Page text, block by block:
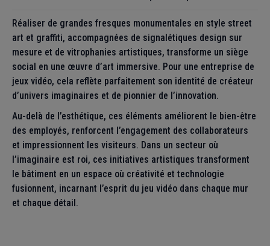
Réaliser de grandes fresques monumentales en style street
art et graffiti, accompagnées de signalétiques design sur
mesure et de vitrophanies artistiques, transforme un siège
social en une œuvre d’art immersive. Pour une entreprise de
jeux vidéo, cela reflète parfaitement son identité de créateur
d’univers imaginaires et de pionnier de l’innovation.
Au-delà de l’esthétique, ces éléments améliorent le bien-être
des employés, renforcent l’engagement des collaborateurs
et impressionnent les visiteurs. Dans un secteur où
l’imaginaire est roi, ces initiatives artistiques transforment
le bâtiment en un espace où créativité et technologie
fusionnent, incarnant l’esprit du jeu vidéo dans chaque mur
et chaque détail.